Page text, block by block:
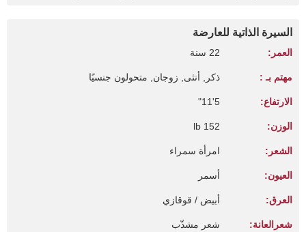
السيرة الذاتية للعارضة
العمر: 22 سنة
مهتم بـ : ذكر, أنثى, زوجان, متحولون جنسيًا
الارتفاع: 5'11"
الوزن: 152 lb
الشعر: امرأة سمراء
العيون: أسمر
العرق: أبيض / قوقازي
شعرالعانة: شعر مشذّب